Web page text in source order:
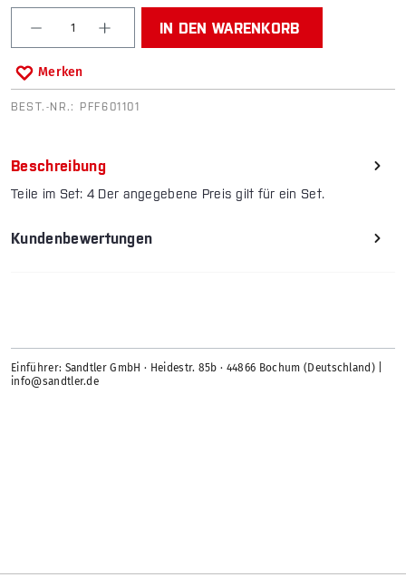
Produkt Anzahl: Gib den gewünschten Wert ein
IN DEN WARENKORB
Merken
BEST.-NR.: PFF601101
Beschreibung
Teile im Set: 4 Der angegebene Preis gilt für ein Set.
Kundenbewertungen
Einführer: Sandtler GmbH · Heidestr. 85b · 44866 Bochum (Deutschland) |
info@sandtler.de